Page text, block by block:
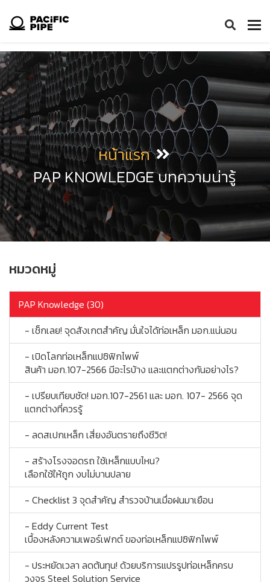
หน้าแรก
PAP KNOWLEDGE บทความน่ารู้
หมวดหมู่
PAP Knowledge (30)
- เช็กเลย! จุดสังเกตสำคัญ มั่นใจได้ท่อเหล็ก มอก.แน่นอน
- เปิดโลกท่อเหล็กแปซิฟิกไพพ์
สินค้า มอก.107-2566 มีอะไรบ้าง และแตกต่างกันอย่างไร?
- เปรียบเทียบชัด! มอก.107-2561 และ มอก. 107- 2566 จุด
แตกต่างที่ควรรู้
- ลดสเปกเหล็ก เสี่ยงอันตรายถึงชีวิต!
- สร้างโรงจอดรถ ใช้เหล็กแบบไหน?
เลือกใช้ให้ถูก งบไม่บานปลาย
- Checklist 3 จุดสำคัญ สำรวจบ้านเมื่อฝนมาเยือน
- Eddy Current Test
เบื้องหลังความเพอร์เฟกต์ ของท่อเหล็กแปซิฟิกไพพ์
- ประหยัดเวลา ลดต้นทุน! ด้วยบริการแปรรูปท่อเหล็กครบ
วงจร Steel Solution Service